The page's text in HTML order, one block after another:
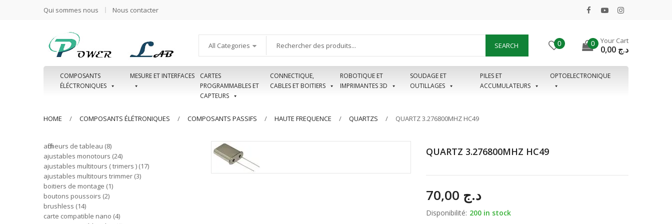
Qui sommes nous Nous contacter
All Categories SEARCH 0 0 Your Cart
د.ج
COMPOSANTS
ÉLÉCTRONIQUES
MESURE ET INTERFACES
CARTES
PROGRAMMABLES ET
CAPTEURS
CONNECTIQUE,
CABLES ET BOITIERS
ROBOTIQUE ET
IMPRIMANTES 3D
SOUDAGE ET
OUTILLAGES
PILES ET
ACCUMULATEURS
OPTOELECTRONIQUE
HOME COMPOSANTS ÉLÉTRONIQUES COMPOSANTS PASSIFS HAUTE FREQUENCE QUARTZS QUARTZ 3.276800MHZ HC49
QUARTZ 3.276800MHZ HC49
د.ج
Disponibilité: 200 in stock
afficheurs de tableau 8
ajustables monotours 24
ajustables multitours ( trimers ) 17
ajustables multitours trimmer 3
boitiers de montage 1
boutons poussoirs 2
brushless 14
carte compatible nano 4